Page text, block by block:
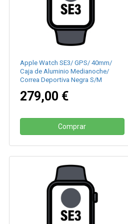
Apple Watch SE3/ GPS/ 40mm/
Caja de Aluminio Medianoche/
Correa Deportiva Negra S/M
279,00 €
Comprar